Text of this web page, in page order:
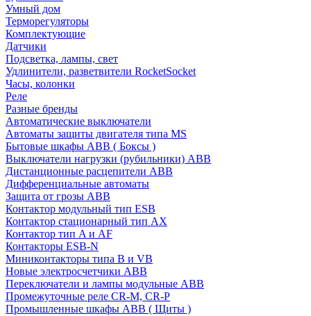
Умный дом
Терморегуляторы
Комплектующие
Датчики
Подсветка, лампы, свет
Удлинители, разветвители RocketSocket
Часы, колонки
Реле
Разные бренды
Автоматические выключатели
Автоматы защиты двигателя типа MS
Бытовые шкафы ABB ( Боксы )
Выключатели нагрузки (рубильники) ABB
Дистанционные расцепители ABB
Дифференциальные автоматы
Защита от грозы ABB
Контактор модульный тип ESB
Контактор стационарный тип AX
Контактор тип A и AF
Контакторы ESB-N
Миниконтакторы типа B и VB
Новые электросчетчики ABB
Переключатели и лампы модульные ABB
Промежуточные реле CR-M, CR-P
Промышленные шкафы ABB ( Щиты )